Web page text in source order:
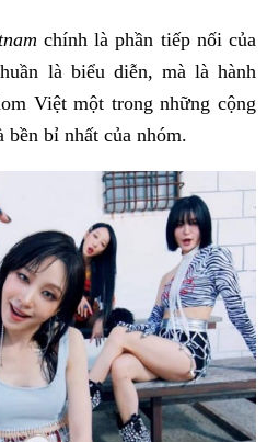
chính là phần tiếp nối của
là biểu diễn, mà là hành
Việt một trong những cộng
bền bỉ nhất của nhóm.